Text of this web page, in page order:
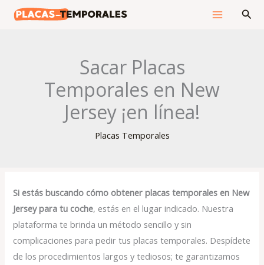
Sacar Placas
Temporales en New
Jersey ¡en línea!
Placas Temporales
Si estás buscando cómo obtener placas temporales en New
Jersey para tu coche, estás en el lugar indicado. Nuestra
plataforma te brinda un método sencillo y sin
complicaciones para pedir tus placas temporales. Despídete
de los procedimientos largos y tediosos; te garantizamos